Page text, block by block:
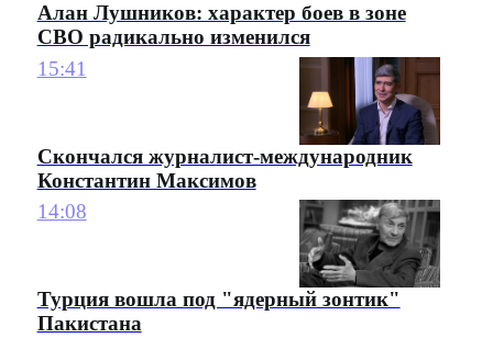
Алан Лушников: характер боев в зоне
СВО радикально изменился
15:41
Скончался журналист-международник
Константин Максимов
14:08
Турция вошла под "ядерный зонтик"
Пакистана